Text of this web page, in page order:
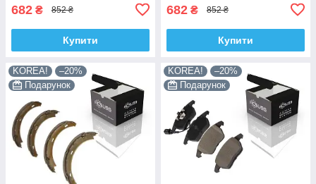
682 ₴ 852 ₴
Купити
682 ₴ 852 ₴
Купити
KOREA!
–20%
Подарунок
KOREA!
–20%
Подарунок